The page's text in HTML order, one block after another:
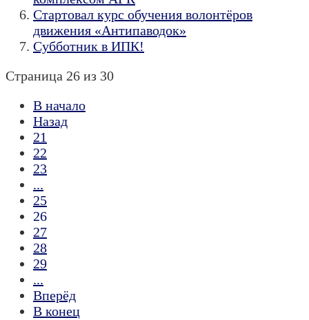
Стартовал курс обучения волонтёров
движения «Антипаводок»
Субботник в ИПК!
Страница 26 из 30
В начало
Назад
21
22
23
...
25
26
27
28
29
...
Вперёд
В конец